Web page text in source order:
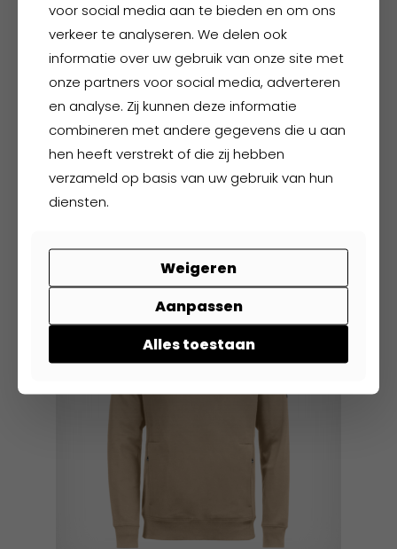
gekozen
worden
op
de
productpagina
Buckler BSH006BK
€139,15incl. BTW
product
optie
productpagina
voor social media aan te bieden en om ons
verkeer te analyseren. We delen ook
informatie over uw gebruik van onze site met
onze partners voor social media, adverteren
en analyse. Zij kunnen deze informatie
combineren met andere gegevens die u aan
hen heeft verstrekt of die zij hebben
verzameld op basis van uw gebruik van hun
diensten.
Weigeren
Aanpassen
Alles toestaan